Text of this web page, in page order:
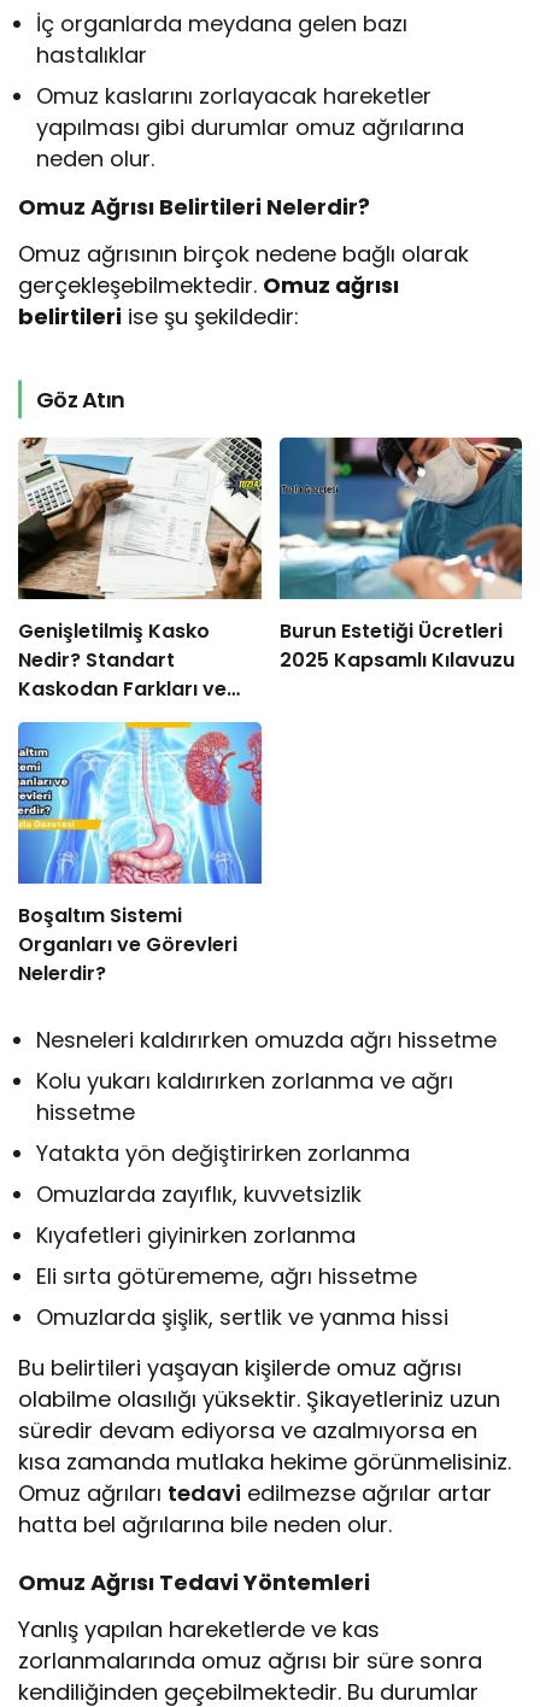
İç organlarda meydana gelen bazı
hastalıklar
Omuz kaslarını zorlayacak hareketler
yapılması gibi durumlar omuz ağrılarına
neden olur.
Omuz Ağrısı Belirtileri Nelerdir?
Omuz ağrısının birçok nedene bağlı olarak
gerçekleşebilmektedir. Omuz ağrısı
belirtileri ise şu şekildedir:
Göz Atın
Genişletilmiş Kasko
Nedir? Standart
Kaskodan Farkları ve
Avantajları Nelerdir?
Burun Estetiği Ücretleri
2025 Kapsamlı Kılavuzu
Boşaltım Sistemi
Organları ve Görevleri
Nelerdir?
Nesneleri kaldırırken omuzda ağrı hissetme
Kolu yukarı kaldırırken zorlanma ve ağrı
hissetme
Yatakta yön değiştirirken zorlanma
Omuzlarda zayıflık, kuvvetsizlik
Kıyafetleri giyinirken zorlanma
Eli sırta götürememe, ağrı hissetme
Omuzlarda şişlik, sertlik ve yanma hissi
Bu belirtileri yaşayan kişilerde omuz ağrısı
olabilme olasılığı yüksektir. Şikayetleriniz uzun
süredir devam ediyorsa ve azalmıyorsa en
kısa zamanda mutlaka hekime görünmelisiniz.
Omuz ağrıları tedavi edilmezse ağrılar artar
hatta bel ağrılarına bile neden olur.
Omuz Ağrısı Tedavi Yöntemleri
Yanlış yapılan hareketlerde ve kas
zorlanmalarında omuz ağrısı bir süre sonra
kendiliğinden geçebilmektedir. Bu durumlar